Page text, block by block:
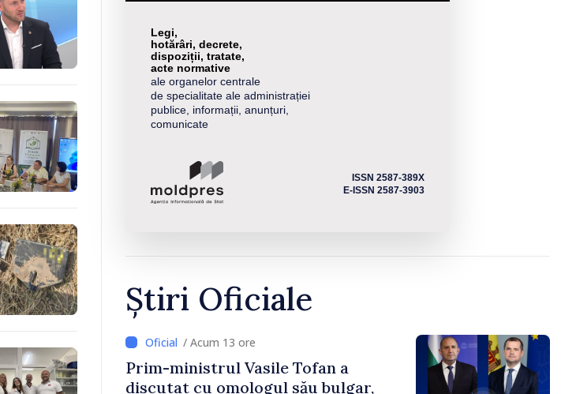
Legi,
hotărâri, decrete,
dispoziții, tratate,
acte normative
ale organelor centrale
de specialitate ale administrației
publice, informații, anunțuri,
comunicate
ISSN 2587-389X
E-ISSN 2587-3903
Știri Oficiale
/ Acum 13 ore
Prim-ministrul Vasile Tofan a
discutat cu omologul său bulgar,